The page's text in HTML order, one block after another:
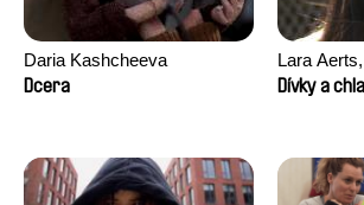
Daria Kashcheeva
Dcera
Lara
Dívky a